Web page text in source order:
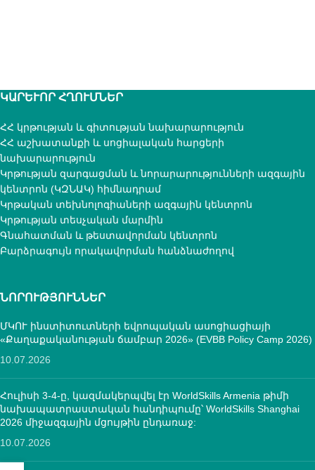
ԿԱՐԵՒՈՐ ՀՂՈՒՄՆԵՐ
ՀՀ կրթության և գիտության նախարարություն
ՀՀ աշխատանքի և սոցիալական հարցերի
նախարարություն
Կրթության զարգացման և նորարարությունների ազգային
կենտրոն (ԿԶՆԱԿ) հիմնադրամ
Կրթական տեխնոլոգիաների ազգային կենտրոն
Կրթության տեսչական մարմին
Գնահատման և թեստավորման կենտրոն
Բարձրագույն որակավորման հանձնաժողով
ՆՈՐՈՒԹՅՈՒՆՆԵՐ
ՄԿՈՒ ինստիտուտների եվրոպական ասոցիացիայի
«Քաղաքականության ճամբար 2026» (EVBB Policy Camp 2026)
10.07.2026
Հուլիսի 3-4-ը, կազմակերպվել էր WorldSkills Armenia թիմի
նախապատրաստական հանդիպումը՝ WorldSkills Shanghai
2026 միջազգային մցույթին ընդառաջ:
10.07.2026